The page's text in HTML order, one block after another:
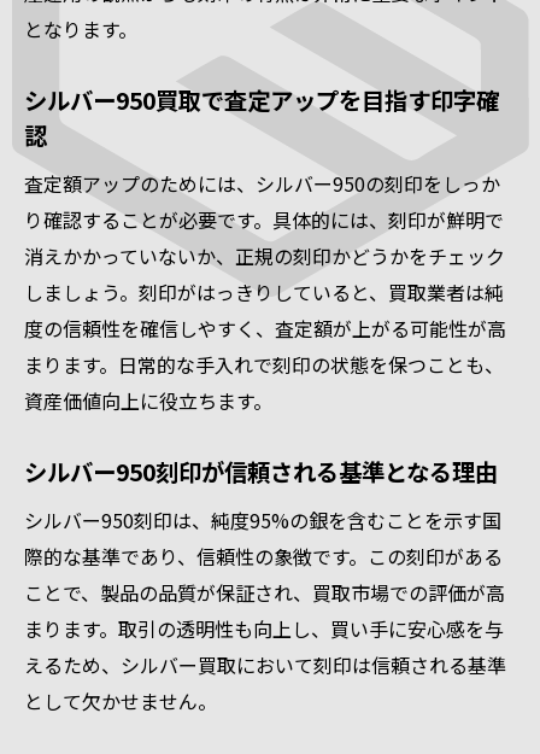
となります。
シルバー950買取で査定アップを目指す印字確
認
査定額アップのためには、シルバー950の刻印をしっか
り確認することが必要です。具体的には、刻印が鮮明で
消えかかっていないか、正規の刻印かどうかをチェック
しましょう。刻印がはっきりしていると、買取業者は純
度の信頼性を確信しやすく、査定額が上がる可能性が高
まります。日常的な手入れで刻印の状態を保つことも、
資産価値向上に役立ちます。
シルバー950刻印が信頼される基準となる理由
シルバー950刻印は、純度95%の銀を含むことを示す国
際的な基準であり、信頼性の象徴です。この刻印がある
ことで、製品の品質が保証され、買取市場での評価が高
まります。取引の透明性も向上し、買い手に安心感を与
えるため、シルバー買取において刻印は信頼される基準
として欠かせません。